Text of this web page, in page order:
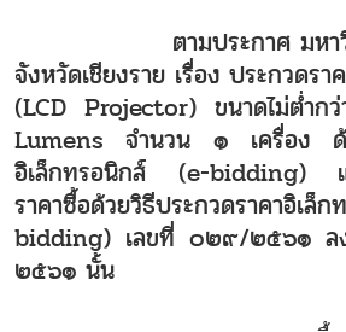
ตามประกาศ มหาวิทย
จังหวัดเชียงราย เรื่อง ประกวดรา
(LCD Projector) ขนาดไม่ต่ำก
Lumensจำนวน ๑ เครื่อง ด้
อิเล็กทรอนิกส์ (e-bidding)
ราคาซื้อด้วยวิธีประกวดราคา
bidding) เลขที่ ๐๒๙/๒๕๖๑
๒๕๖๑ นั้น